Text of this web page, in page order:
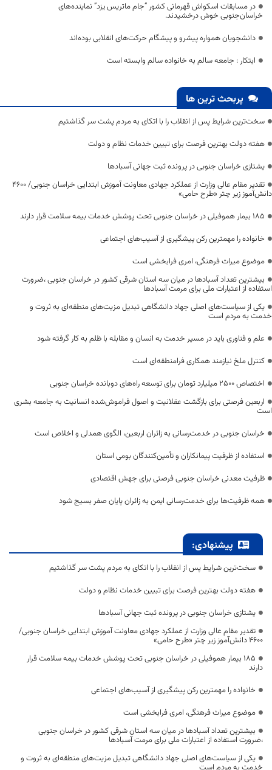
در مسابقات اسکواش قهرمانی کشور “جام ماتریس یزد” نماینده‌های
خراسان‌جنوبی خوش درخشیدند.
دانشجویان همواره پیشرو و پیشگام حرکت‌های انقلابی بوده‌اند
ابتکار : جامعه سالم به خانواده سالم وابسته است
پربحث ترین ها
سخت‌ترین شرایط پس از انقلاب را با اتکای به مردم پشت سر گذاشتیم
هفته دولت بهترین فرصت برای تبیین خدمات نظام و دولت
یشتازی خراسان جنوبی در پرونده ثبت جهانی آسبادها
تقدیر مقام عالی وزارت از عملکرد جهادی معاونت آموزش ابتدایی خراسان جنوبی/ ۴۶۰۰
دانش‌آموز زیر چتر «طرح حامی»
۱۸۵ بیمار هموفیلی در خراسان جنوبی تحت پوشش خدمات بیمه سلامت قرار دارند
خانواده را مهمترین رکن پیشگیری از آسیب‌های اجتماعی
موضوع میراث فرهنگی، امری فرابخشی است
بیشترین تعداد آسبادها در میان سه استان شرقی کشور در خراسان جنوبی ،ضرورت
استفاده از اعتبارات ملی برای مرمت آسبادها
یکی از سیاست‌های اصلی جهاد دانشگاهی تبدیل مزیت‌های منطقه‌ای به ثروت و
خدمت به مردم است
علم و فناوری باید در مسیر خدمت به انسان و مقابله با ظلم به کار گرفته شود
کنترل ملخ نیازمند همکاری فرامنطقه‌ای است
اختصاص 2500 میلیارد تومان برای توسعه راه‌های دوبانده خراسان جنوبی
اربعین فرصتی برای بازگشت عقلانیت و اصول فراموش‌شده انسانیت به جامعه بشری
است
خراسان جنوبی در خدمت‌رسانی به زائران اربعین، الگوی همدلی و اخلاص است
استفاده از ظرفیت پیمانکاران و تأمین‌کنندگان بومی استان
ظرفیت معدنی خراسان جنوبی فرصتی برای جهش اقتصادی
همه ظرفیت‌ها برای خدمت‌رسانی ایمن به زائران پایان صفر بسیج شود
پیشنهادی:
سخت‌ترین شرایط پس از انقلاب را با اتکای به مردم پشت سر گذاشتیم
هفته دولت بهترین فرصت برای تبیین خدمات نظام و دولت
یشتازی خراسان جنوبی در پرونده ثبت جهانی آسبادها
تقدیر مقام عالی وزارت از عملکرد جهادی معاونت آموزش ابتدایی خراسان جنوبی/
۴۶۰۰ دانش‌آموز زیر چتر «طرح حامی»
۱۸۵ بیمار هموفیلی در خراسان جنوبی تحت پوشش خدمات بیمه سلامت قرار
دارند
خانواده را مهمترین رکن پیشگیری از آسیب‌های اجتماعی
موضوع میراث فرهنگی، امری فرابخشی است
بیشترین تعداد آسبادها در میان سه استان شرقی کشور در خراسان جنوبی
،ضرورت استفاده از اعتبارات ملی برای مرمت آسبادها
یکی از سیاست‌های اصلی جهاد دانشگاهی تبدیل مزیت‌های منطقه‌ای به ثروت و